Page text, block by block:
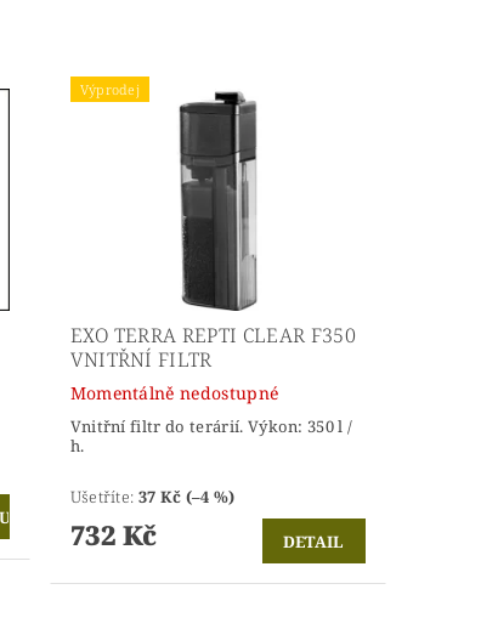
Výprodej
EXO TERRA REPTI CLEAR F350
VNITŘNÍ FILTR
Momentálně nedostupné
Vnitřní filtr do terárií. Výkon: 350 l /
h.
Ušetříte: 37 Kč (–4 %)
732 Kč DETAIL